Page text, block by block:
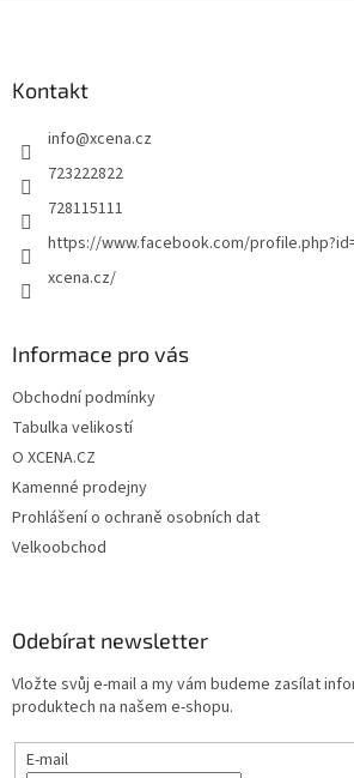
Kontakt
info@xcena.cz
723222822
728115111
https://www.facebook.com/
xcena.cz/
Informace pro vás
Obchodní podmínky
Tabulka velikostí
O XCENA.CZ
Kamenné prodejny
Prohlášení o ochraně osobních dat
Velkoobchod
Odebírat newsletter
Vložte svůj e-mail a my vám budeme zasílat
produktech na našem e-shopu.
E-mail